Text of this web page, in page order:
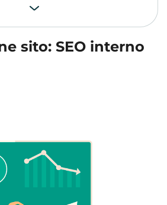
sito: SEO interno